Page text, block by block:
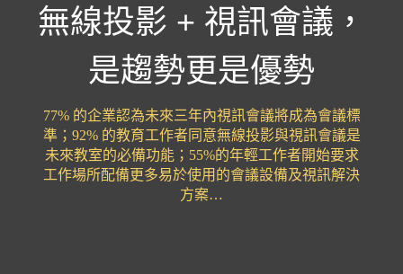
無線投影 + 視訊會議，
是趨勢更是優勢
77% 的企業認為未來三年內視訊會議將成為會議標
準；92% 的教育工作者同意無線投影與視訊會議是
未來教室的必備功能；55%的年輕工作者開始要求
工作場所配備更多易於使用的會議設備及視訊解決
方案…